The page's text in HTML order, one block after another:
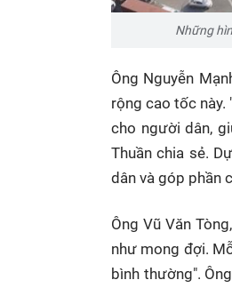
Những
Ông Nguyễn
rộng cao tốc này.
cho người dân,
Thuần chia sẻ.
dân và góp phần
Ông Vũ Văn
như mong đợi.
bình thường".